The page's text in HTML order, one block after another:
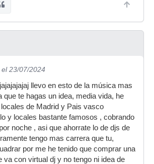
el 23/07/2024
llevo en esto de la música mas
que te hagas un idea, media vida, he
locales de Madrid y Pais vasco
y locales bastante famosos , cobrando
noche , asi que ahorrate lo de djs de
tengo mas carrera que tu,
por me he tenido que comprar una
va con virtual dj y no tengo ni idea de